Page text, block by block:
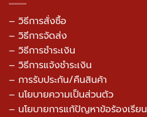
– วิธีการสั่งซื้อ
– วิธีการจัดส่ง
– วิธีการชำระเงิน
– วิธีการแจ้งชำระเงิน
– การรับประกัน/คืนสินค้า
– นโยบายความเป็นส่วนตัว
– นโยบายการแก้ปัญหาข้อร้องเรียน